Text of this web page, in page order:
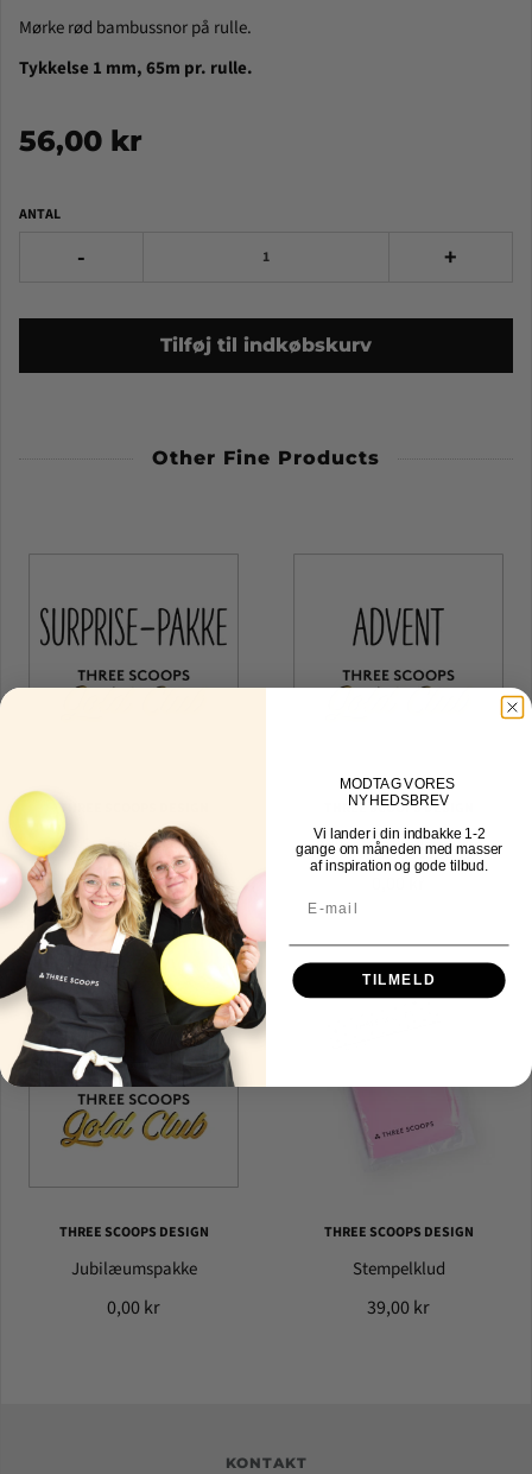
Mørke rød bambussnor på rulle.
Tykkelse 1 mm, 65m pr. rulle.
56,00 kr
ANTAL
- +
Tilføj til indkøbskurv
Other Fine Products
THREE SCOOPS DESIGN
Surprisepakke
0,00 kr
THREE SCOOPS DESIGN
Adventskalenderpakke
THREE SCOOPS DESIGN
Jubilæumspakke
0,00 kr
THREE SCOOPS DESIGN
Stempelklud
39,00 kr
KONTAKT
MODTAG VORES
NYHEDSBREV
Vi lander i din indbakke 1-2
gange om måneden med masser
af inspiration og gode tilbud.
TILMELD